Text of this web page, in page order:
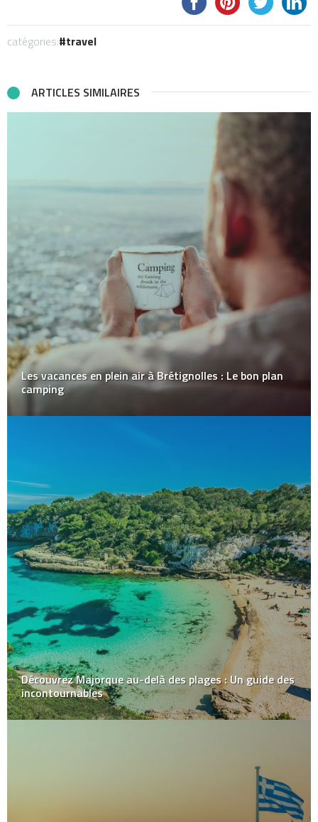
catégories: travel
ARTICLES SIMILAIRES
Les vacances en plein air à Brétignolles : Le bon plan
camping
Découvrez Majorque au-delà des plages : Un guide des
incontournables